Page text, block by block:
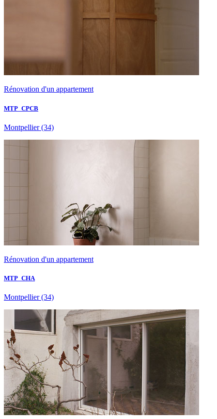
Rénovation d'un appartement
MTP_CPCB
Montpellier(34)
Rénovation d'un appartement
MTP_CHA
Montpellier(34)